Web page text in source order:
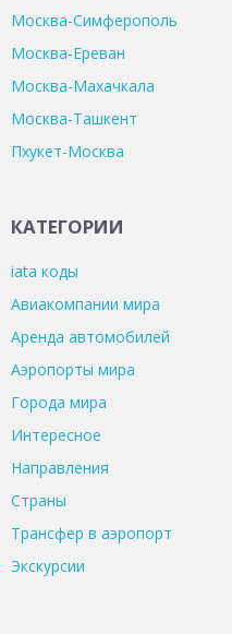
Москва-Симферополь
Москва-Ереван
Москва-Махачкала
Москва-Ташкент
Пхукет-Москва
КАТЕГОРИИ
iata коды
Авиакомпании мира
Аренда автомобилей
Аэропорты мира
Города мира
Интересное
Направления
Страны
Трансфер в аэропорт
Экскурсии